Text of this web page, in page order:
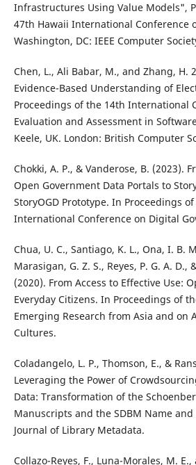
Infrastructures Using Value Models",
47th Hawaii International Conference
Washington, DC: IEEE Computer
Chen, L., Ali Babar, M., and Zhang, H.
Evidence-Based Understanding of
Proceedings of the 14th International
Evaluation and Assessment in
Keele, UK. London: British Computer
Chokki, A. P., & Vanderose, B. (2023).
Open Government Data Portals to
StoryOGD Prototype. In Proceedings
International Conference on Digital
Chua, U. C., Santiago, K. L., Ona, I. B.
Marasigan, G. Z. S., Reyes, P. G. A. D.,
(2020). From Access to Effective Use:
Everyday Citizens. In Proceedings of
Emerging Research from Asia and on
Cultures.
Coladangelo, L. P., Thomson, E., &
Leveraging the Power of
Data: Transformation of the
Manuscripts and the SDBM Name
Journal of Library Metadata.
Collazo-Reyes, F., Luna-Morales, M.